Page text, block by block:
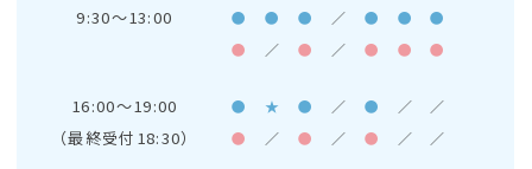
9:30～13:00 ● ● ● ／ ● ●
●
●
／ ● ／ ● ● ●
16:00～19:00 ● ★ ● ／ ● ／ ／
（最終受付18:30） ● ／ ● ／ ● ／ ／